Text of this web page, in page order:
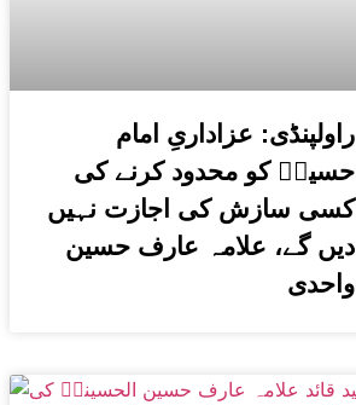
راولپنڈی: عزاداریِ امام
حسینؑ کو محدود کرنے کی
کسی سازش کی اجازت نہیں
دیں گے، علامہ عارف حسین
واحدی